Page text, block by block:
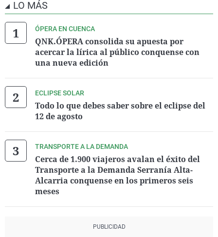
LO MÁS
ÓPERA EN CUENCA
QNK.ÓPERA consolida su apuesta por
acercar la lírica al público conquense con
una nueva edición
ECLIPSE SOLAR
Todo lo que debes saber sobre el eclipse del
12 de agosto
TRANSPORTE A LA DEMANDA
Cerca de 1.900 viajeros avalan el éxito del
Transporte a la Demanda Serranía Alta-
Alcarria conquense en los primeros seis
meses